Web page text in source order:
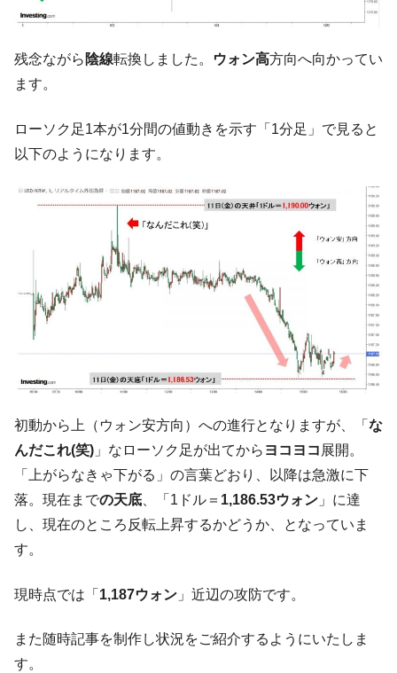
『Money1』
韓国「ここは北朝鮮なのか。選管がサーバ
『Money1』
韓国･李在明さっそく不動産対策で浅薄な発
言。
『Money1』
だ。
す」⇒「金を経由するドル入手」手段ではないのか？
韓国･外為取引量「1日当たり1,214.4億ド
ル」まで拡大 ⇒ 海外資金の動きに強く左右される状態
『Money1』
韓国･帰ってきた李在明。李在明を支持しな
い「50.5％」に上昇
『Money1』
韓国大統領府ボンクラ政策室長が告発され
た ⇒ 国家が行った恐るべき株価操作であり、空前の国政壟
『Money1』
韓国･警察職員が「丸刈りになって抗議活
『Money1』
中国だけが鉄鋼輸出を異常増加させる ⇒ 中
国の過剰生産が世界を蝕む。
『Money1』
韓国製造業「半導体絶好調」のウラで他業
種は全般的「不調」⇒ PSIが示す現況は決して良くない。
『Money1』
【米韓激突案件】韓国消費者院が『クーパ
ン』1人当たり賠償10万ウォンを認定 ⇒ 総額3兆7,000億
『Money1』
残念ながら 陰線転換しました。 ウォン高方向へ向かってい
ます。
ローソク足1本が1分間の値動きを示す「1分足」で見ると
以下のようになります。
初動から上（ウォン安方向）への進行となりますが、「 な
んだこれ(笑) 」なローソク足が出てから ヨコヨコ展開。
「上がらなきゃ下がる」の言葉どおり、以降は急激に下
落。現在までの天底、「1ドル＝ 1,186.53ウォン 」に達
し、現在のところ反転上昇するかどうか、となっていま
す。
現時点では「 1,187ウォン 」近辺の攻防です。
また随時記事を制作し状況をご紹介するようにいたしま
す。